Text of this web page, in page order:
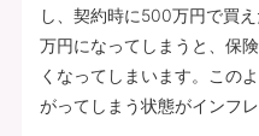
し、契約時に500万円で買
万円になってしまうと、保
くなってしまいます。この
がってしまう状態がインフ